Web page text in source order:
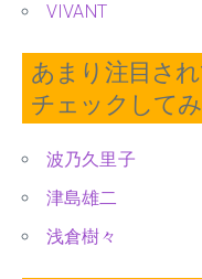
VIVANT
あまり注目さ
チェックして
波乃久里子
津島雄二
浅倉樹々